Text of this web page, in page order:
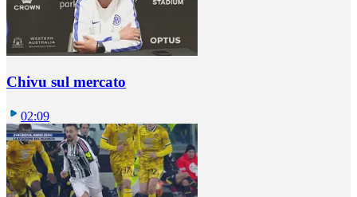
Chivu sul mercato
02:09